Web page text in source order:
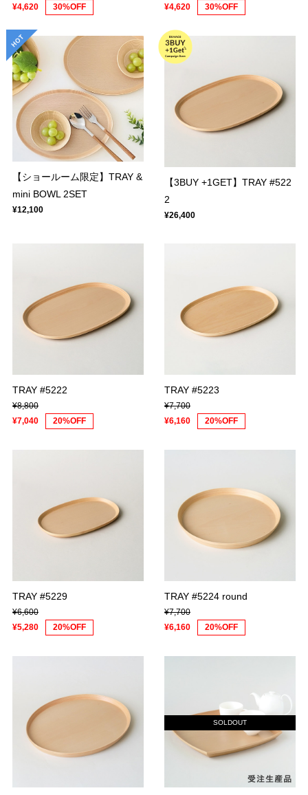
¥4,620
30%OFF
¥4,620
30%OFF
【ショールーム限定】TRAY &
mini BOWL 2SET
¥12,100
【3BUY +1GET】TRAY #522
2
¥26,400
TRAY #5222
¥8,800
¥7,040
20%OFF
TRAY #5223
¥7,700
¥6,160
20%OFF
TRAY #5229
¥6,600
¥5,280
20%OFF
TRAY #5224 round
¥7,700
¥6,160
20%OFF
SOLDOUT